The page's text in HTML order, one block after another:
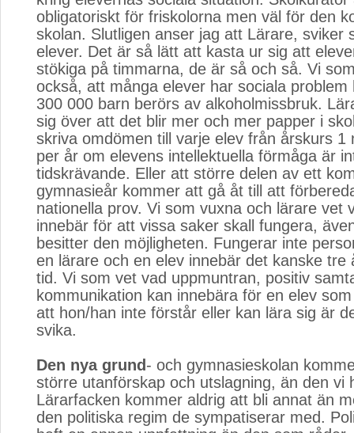
obligatoriskt för friskolorna men väl för den
skolan. Slutligen anser jag att Lärare, sviker
elever. Det är så lätt att kasta ur sig att
stökiga på timmarna, de är så och så. Vi
också, att många elever har sociala problem
300 000 barn berörs av alkoholmissbruk.
sig över att det blir mer och mer papper i
skriva omdömen till varje elev från årskurs 1
per år om elevens intellektuella förmåga är
tidskrävande. Eller att större delen av ett
gymnasieår kommer att gå åt till att
nationella prov. Vi som vuxna och lärare vet
innebär för att vissa saker skall fungera,
besitter den möjligheten. Fungerar inte
en lärare och en elev innebär det kanske tre
tid. Vi som vet vad uppmuntran, positiv
kommunikation kan innebära för en elev
att hon/han inte förstår eller kan lära sig är
svika.
Den nya grund - och gymnasieskolan
större utanförskap och utslagning, än den vi
Lärarfacken kommer aldrig att bli annat än
den politiska regim de sympatiserar med.